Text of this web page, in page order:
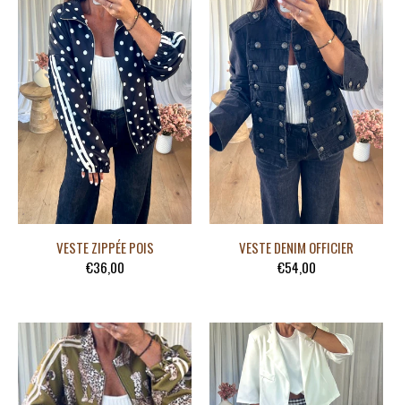
VESTE ZIPPÉE POIS
€36,00
VESTE DENIM OFFICIER
€54,00